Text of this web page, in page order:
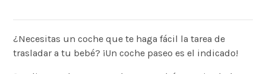
¿Necesitas un coche que te haga fácil la tarea de
trasladar a tu bebé? ¡Un coche paseo es el indicado!